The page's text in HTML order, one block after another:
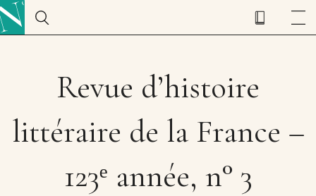
Revue d’histoire
littéraire de la France –
123ᵉ année, n° 3